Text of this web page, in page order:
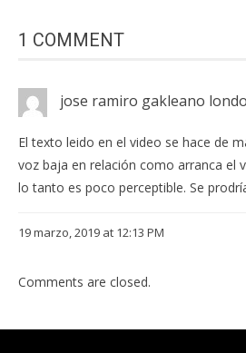
1 COMMENT
jose ramiro gakleano
El texto leido en el video se hace de
voz baja en relación como arranca el
lo tanto es poco perceptible. Se
19 marzo, 2019 at 12:13 PM
Comments are closed.